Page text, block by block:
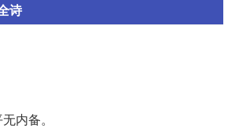
诗
内备。